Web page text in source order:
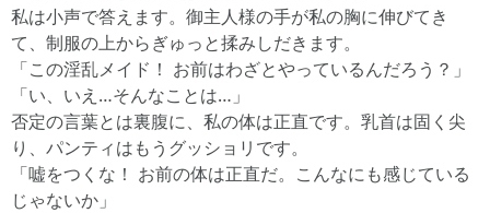
私は小声で答えます。御主人様の手が私の胸に伸びてき
て、制服の上からぎゅっと揉みしだきます。
「この淫乱メイド！ お前はわざとやっているんだろう？」
「い、いえ…そんなことは…」
否定の言葉とは裏腹に、私の体は正直です。乳首は固く尖
り、パンティはもうグッショリです。
「嘘をつくな！ お前の体は正直だ。こんなにも感じている
じゃないか」